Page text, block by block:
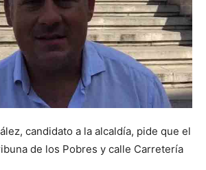
candidato a la alcaldía, pide que el
de los Pobres y calle Carretería